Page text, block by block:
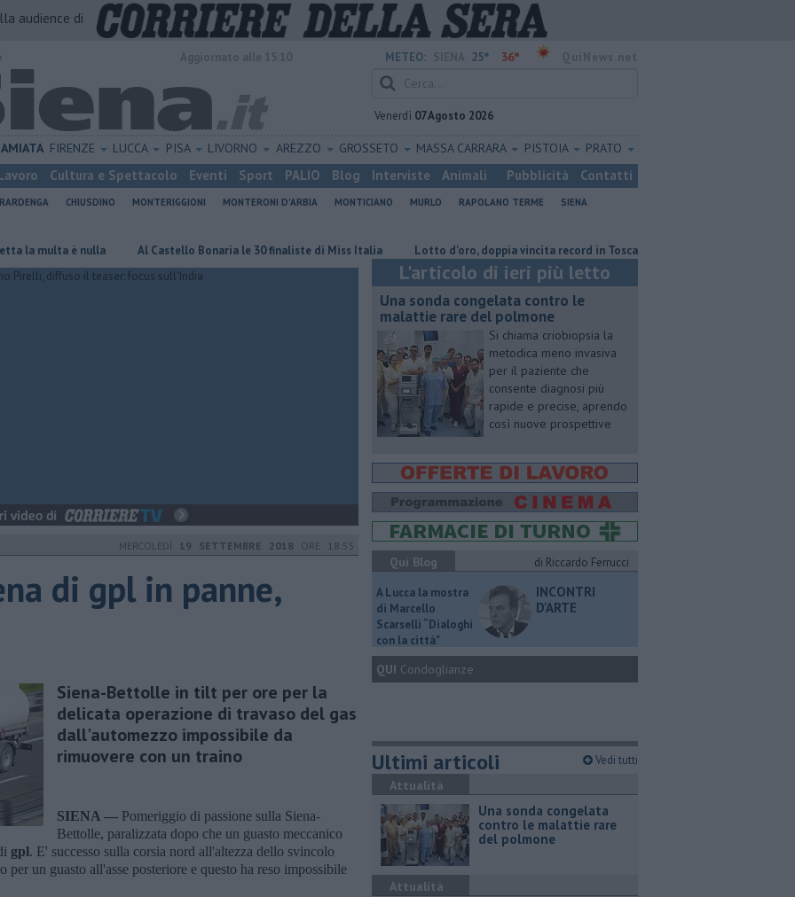
audience di
METEO: 25° 36°
Venerdì 07 Agosto 2026
AMIATA FIRENZE LUCCA PISA LIVORNO AREZZO GROSSETO MASSA CARRARA PISTOIA PRATO
Cultura e Spettacolo Eventi Sport PALIO Blog Interviste Animali Pubblicità Contatti
CHIUSDINO MONTERIGGIONI MONTERONI D'ARBIA MONTICIANO MURLO RAPOLANO TERME
SIENA
è nulla Al Castello Bonaria le 30 finaliste di Miss Italia Lotto d'oro, doppia vincita record in Toscana Una sonda congelata contro
MERCOLEDÌ 19 SETTEMBRE 2018 ORE 18:55
di gpl in panne,
Siena-Bettolle in tilt per ore per la
delicata operazione di travaso del gas
dall'automezzo impossibile da
rimuovere con un traino
SIENA — Pomeriggio di passione sulla Siena-
Bettolle, paralizzata dopo che un guasto meccanico
gpl. E' successo sulla corsia nord all'altezza dello svincolo
un guasto all'asse posteriore e questo ha reso impossibile
L'articolo di ieri più letto
Una sonda congelata contro le
malattie rare del polmone
Si chiama criobiopsia la
metodica meno invasiva
per il paziente che
consente diagnosi più
rapide e precise, aprendo
così nuove prospettive
Qui Blog
di Riccardo Ferrucci
A Lucca la mostra
di Marcello
Scarselli “Dialoghi
con la città"
INCONTRI
D'ARTE
QUI Condoglianze
Ultimi articoli Vedi tutti
Attualità
Una sonda congelata
contro le malattie rare
del polmone
Attualità